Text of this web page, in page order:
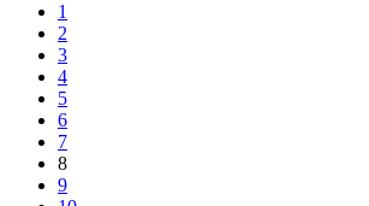
1
2
3
4
5
6
7
8
9